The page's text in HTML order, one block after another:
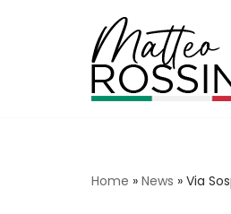
contenuto
Home » News » Via